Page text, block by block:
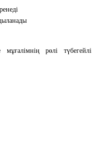
рөлі түбегейлі